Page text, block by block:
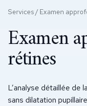
Services/ Examen
Examen
rétines
L’analyse détaillée de
sans dilatation